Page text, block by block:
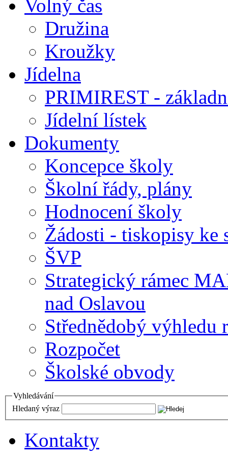
Volný čas
Družina
Kroužky
Jídelna
PRIMIREST -
Jídelní lístek
Dokumenty
Koncepce školy
Školní řády, plány
Hodnocení školy
Žádosti - tiskopisy ke
ŠVP
Strategický rámec
nad Oslavou
Střednědobý výhledu
Rozpočet
Školské obvody
Vyhledávání
Hledaný výraz
Kontakty